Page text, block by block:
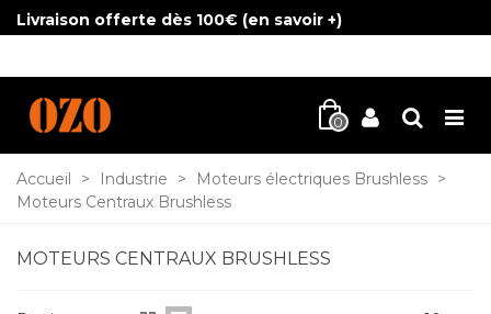
Livraison offerte dès 100€ (en savoir +)
0
Accueil > Industrie > Moteurs électriques Brushless >
Moteurs Centraux Brushless
MOTEURS CENTRAUX BRUSHLESS